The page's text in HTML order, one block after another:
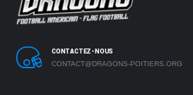
CONTACTEZ-NOUS
CONTACT@DRAGONS-POITIERS.ORG